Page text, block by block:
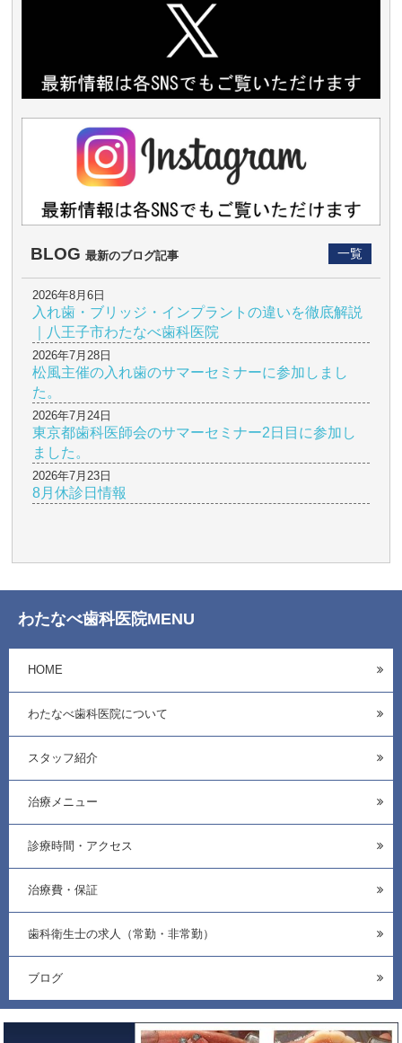
BLOG 最新のブログ記事 一覧
2026年8月6日
入れ歯・ブリッジ・インプラントの違いを徹底解説
｜八王子市わたなべ歯科医院
2026年7月28日
松風主催の入れ歯のサマーセミナーに参加しまし
た。
2026年7月24日
東京都歯科医師会のサマーセミナー2日目に参加し
ました。
2026年7月23日
8月休診日情報
わたなべ歯科医院MENU
HOME
わたなべ歯科医院について
スタッフ紹介
治療メニュー
診療時間・アクセス
治療費・保証
歯科衛生士の求人（常勤・非常勤）
ブログ